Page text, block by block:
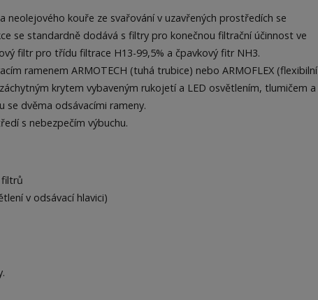
neolejového kouře ze svařování v uzavřených prostředích se
se standardně dodává s filtry pro konečnou filtrační účinnost ve
filtr pro třídu filtrace H13-99,5% a čpavkový fitr NH3.
ramenem ARMOTECH (tuhá trubice) nebo ARMOFLEX (flexibilní
krytem vybaveným rukojetí a LED osvětlením, tlumičem a
se dvěma odsávacími rameny.
s nebezpečím výbuchu.
filtrů
v odsávací hlavici)